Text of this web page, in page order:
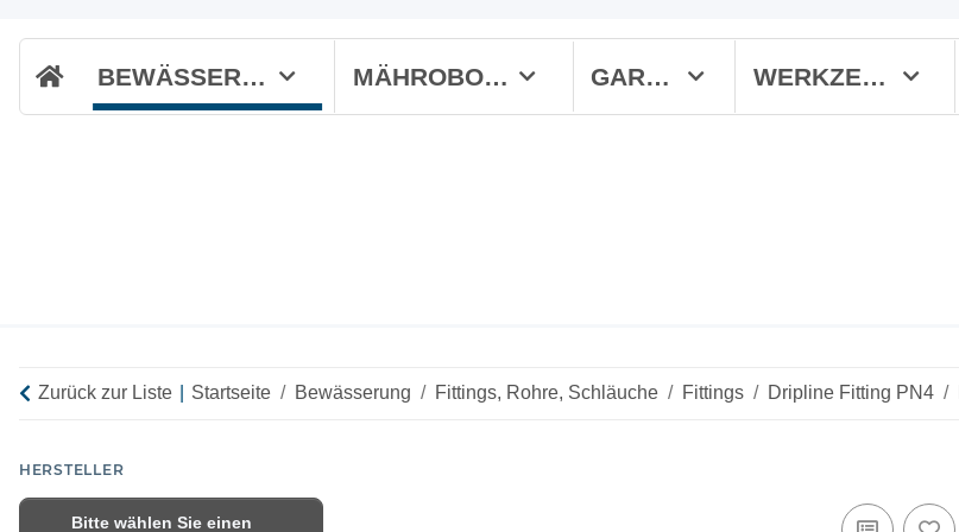
BEWÄSSERUNG MÄHROBOTER GARTEN WERKZEUGE
Zurück zur Liste Startseite Bewässerung Fittings, Rohre, Schläuche Fittings Dripline Fitting PN4
HERSTELLER
Bitte wählen Sie einen